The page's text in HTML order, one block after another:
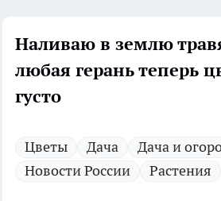
Наливаю в землю
любая герань теперь
густо
Цветы Дача Дача и
Новости России
Растения